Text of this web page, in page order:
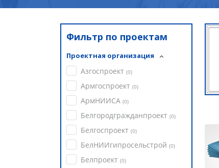
Фильтр по проектам
Проектная организация
Азгоспроект (0)
Армгоспроект (0)
АрмНИИСА (0)
Белгородгражданпроект (0)
Белгоспроект (0)
БелНИИгипросельстрой (0)
Белпроект (0)